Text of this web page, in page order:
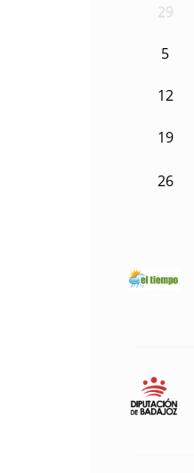
29
5
12
19
26